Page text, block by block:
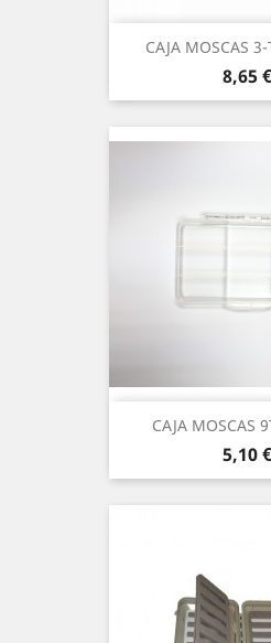
CAJA MOSCAS
Precio
8,65 €
CAJA MOSCAS
Precio
5,10 €